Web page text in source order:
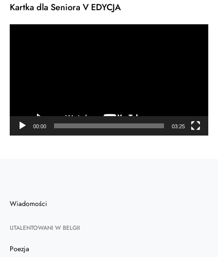
Kartka dla Seniora V EDYCJA
00:00 03:25
Wiadomości
UTALENTOWANI W BELGII
Poezja